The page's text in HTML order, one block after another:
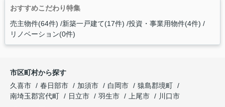
おすすめこだわり特集
売主物件(64件) 新築一戸建て(17件) 投資・事業用物件(4件)
リノベーション(0件)
市区町村から探す
久喜市
春日部市 加須市 白岡市
猿島郡境町
南埼玉郡宮代町
日立市 羽生市 上尾市
川口市